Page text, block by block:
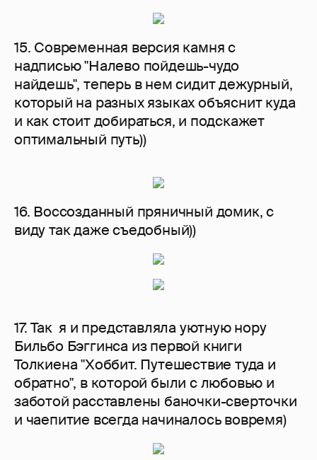
15. Современная версия камня с
надписью "Налево пойдешь-чудо
найдешь", теперь в нем сидит дежурный,
который на разных языках объяснит куда
и как стоит добираться, и подскажет
оптимальный путь))
16. Воссозданный пряничный домик, с
виду так даже съедобный))
17. Так я и представляла уютную нору
Бильбо Бэггинса из первой книги
Толкиена "Хоббит. Путешествие туда и
обратно", в которой были с любовью и
заботой расставлены баночки-сверточки
и чаепитие всегда начиналось вовремя)